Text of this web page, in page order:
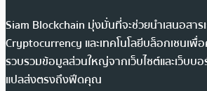
Siam Blockchain มุ่งมั่นที่จะช่วยนำเสนอสาร
Cryptocurrency และเทคโนโลยีบล็อกเชนเพื่
รวบรวมข้อมูลส่วนใหญ่จากเว็บไซต์และเว็บบอ
แปลส่งตรงถึงฟีดคุณ